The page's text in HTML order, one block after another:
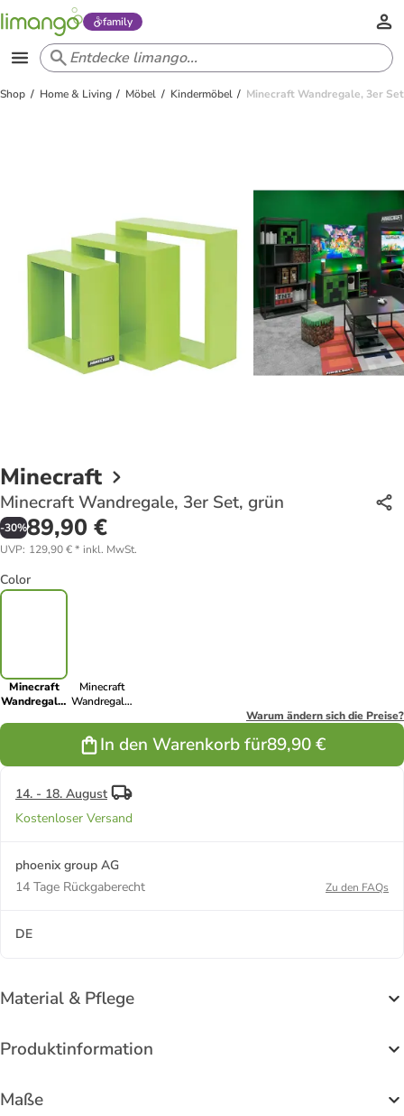
family
Shop Home & Living Möbel Kindermöbel Minecraft Wandregale, 3er
Minecraft
Minecraft Wandregale, 3er Set, grün
-30%89,90 €
UVP: 129,90 €* inkl. MwSt.
Color
Minecraft
Wandregale,
Minecraft
Wandregale,
Warum ändern sich die Preise?
In den Warenkorb für89,90 €
14. - 18. August
Kostenloser Versand
phoenix group AG
14 Tage Rückgaberecht
Zu den FAQs
DE
Material & Pflege
Produktinformation
Maße